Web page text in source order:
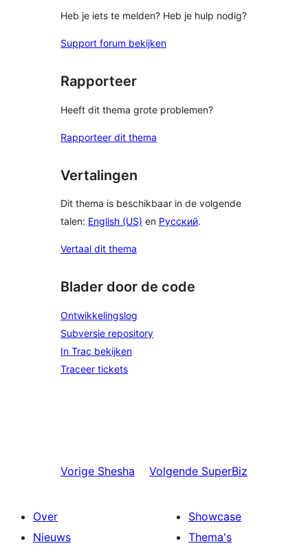
Heb je iets te melden? Heb je hulp nodig?
Support forum bekijken
Rapporteer
Heeft dit thema grote problemen?
Rapporteer dit thema
Vertalingen
Dit thema is beschikbaar in de volgende
talen: English (US) en Русский.
Vertaal dit thema
Blader door de code
Ontwikkelingslog
Subversie repository
In Trac bekijken
Traceer tickets
Vorige Shesha Volgende SuperBiz
Over
Nieuws
Showcase
Thema's